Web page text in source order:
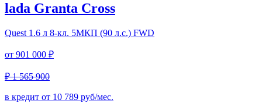
lada Granta Cross
Quest 1.6 л 8-кл. 5МКП (90 л.с.) FWD
от 901 000 ₽
₽ 1 565 900
в кредит от 10 789 руб/мес.